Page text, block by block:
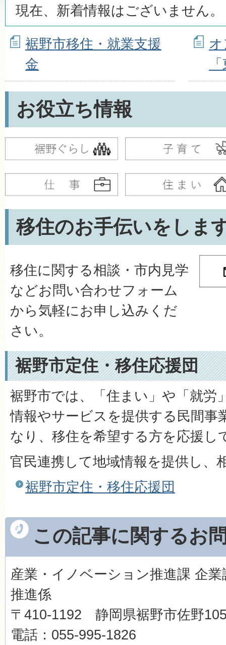
現在、新着情報はございません。
裾野市移住・就業支援
金
お役立ち情報
移住のお手伝いをしま
移住に関する相談・市内見学
などお問い合わせフォーム
から気軽にお申し込みくだ
さい。
裾野市定住・移住応援団
裾野市では、「住まい」や「就労
情報やサービスを提供する民間事
なり、移住を希望する方を応援し
官民連携して地域情報を提供し、
裾野市定住・移住応援団
この記事に関するお
産業・イノベーション推進課 企
推進係
〒410-1192 静岡県裾野市佐野
電話：055-995-1826